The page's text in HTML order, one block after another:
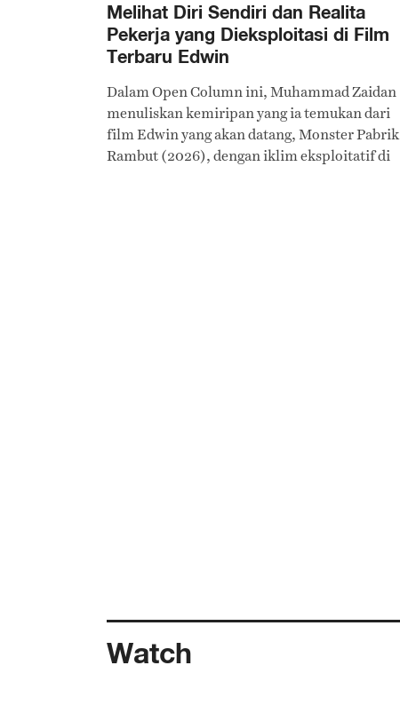
Melihat Diri Sendiri dan Realita
Pekerja yang Dieksploitasi di Film
Terbaru Edwin
Dalam Open Column ini, Muhammad Zaidan
menuliskan kemiripan yang ia temukan dari
film Edwin yang akan datang, Monster Pabrik
Rambut (2026), dengan iklim eksploitatif di
Watch